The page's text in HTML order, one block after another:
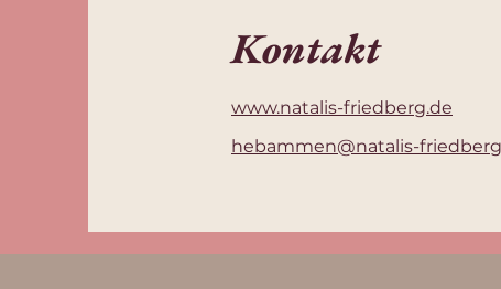
Kontakt
www.natalis-friedberg.de
hebammen@natalis-